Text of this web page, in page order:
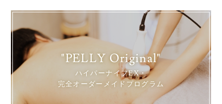
"PELLY Original"
ハイパーナイフEX・
完全オーダーメイドプログラム